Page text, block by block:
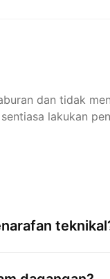
dan tidak
lakukan